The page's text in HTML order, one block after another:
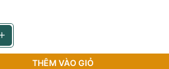
THÊM VÀO GIỎ